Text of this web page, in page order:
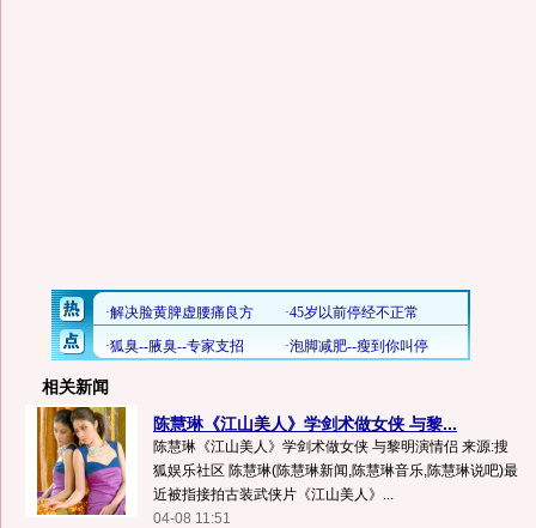
相关新闻
陈慧琳《江山美人》学剑术做女侠 与黎...
陈慧琳《江山美人》学剑术做女侠 与黎明演情侣 来源:搜
狐娱乐社区 陈慧琳(陈慧琳新闻,陈慧琳音乐,陈慧琳说吧)最
近被指接拍古装武侠片《江山美人》...
04-08 11:51